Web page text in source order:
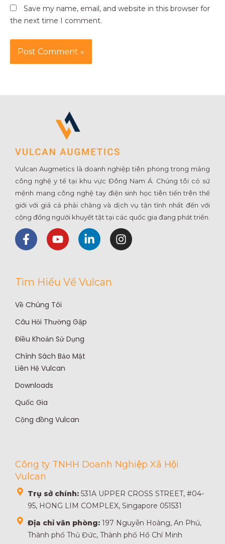
Save my name, email, and website in this browser for
the next time I comment.
Vulcan Augmetics là doanh nghiệp tiên phong trong mảng
công nghệ y tế tại khu vực Đông Nam Á. Chúng tôi có sứ
mệnh mang công nghệ tay điện sinh học tiên tiến trên thế
giới với giá cả phải chăng và dịch vụ tận tình nhất đến với
cộng đồng người khuyết tật tại các quốc gia đang phát triển.
F
a
b
o
o
k
-
Y
o
u
b
e
L
i
e
d
I
n
Tìm Hiểu Về Vulcan
Về Chúng Tôi
Câu Hỏi Thường Gặp
Điều Khoản Sử Dụng
Chính Sách Bảo Mật
Liên Hệ Vulcan
Downloads
Quốc Gia
Cộng đồng Vulcan
Công ty TNHH Doanh Nghiệp Xã Hội
Vulcan
Trụ sở chính: 531A UPPER CROSS STREET, #04-
95, HONG LIM COMPLEX, Singapore 051531
Địa chỉ văn phòng: 197 Nguyễn Hoàng, An Phú,
Thành phố Thủ Đức, Thành phố Hồ Chí Minh